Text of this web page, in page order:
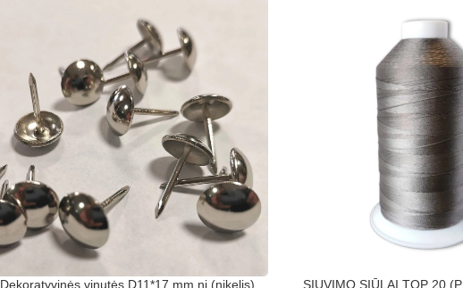
Dekoratyvinės vinutės D11*17 mm ni (nikelis) SIUVIMO SIŪLAI TOP 20